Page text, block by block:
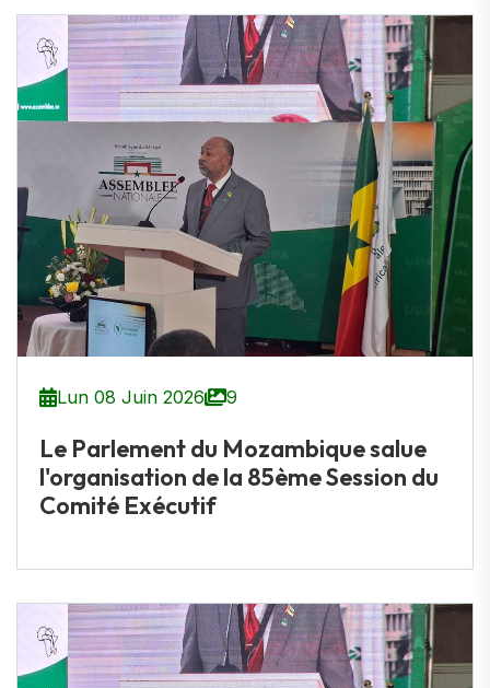
Lun 08 Juin 2026 9
Le Parlement du Mozambique salue
l'organisation de la 85ème Session du
Comité Exécutif